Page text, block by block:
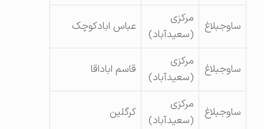
ساوجبلاغ
مرکزی
(سعیدآباد)
عباس ابادکوچک
ساوجبلاغ
مرکزی
(سعیدآباد)
قاسم اباداقا
ساوجبلاغ
مرکزی
(سعیدآباد)
کرگلین